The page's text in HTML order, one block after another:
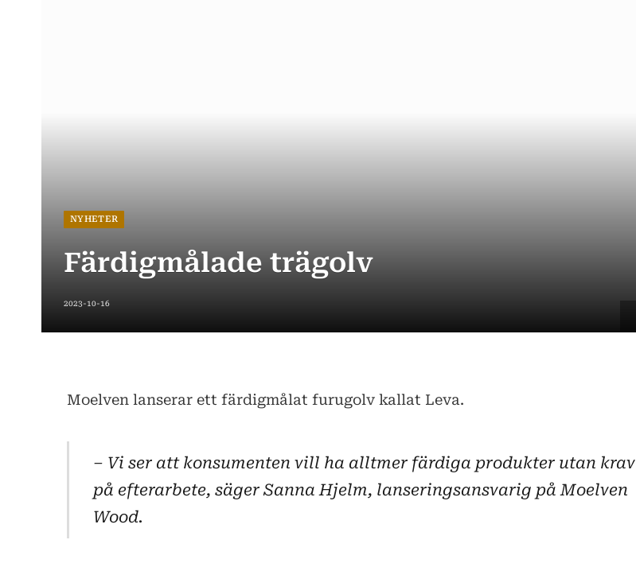
NYHETER
Färdigmålade trägolv
2023-10-16
Moelven lanserar ett färdigmålat furugolv kallat Leva.
– Vi ser att konsumenten vill ha alltmer färdiga produkter utan krav
på efterarbete, säger Sanna Hjelm, lanseringsansvarig på Moelven
Wood.